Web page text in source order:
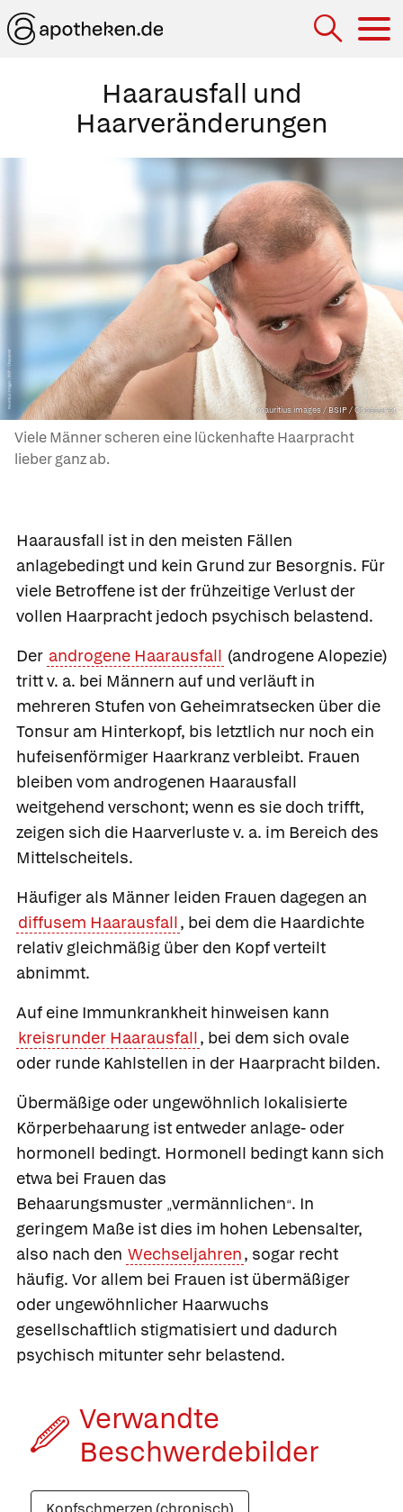
Haarausfall und
Haarveränderungen
mauritius images / BSIP / Chassenet
Viele Männer scheren eine lückenhafte Haarpracht
lieber ganz ab.
Haarausfall ist in den meisten Fällen
anlagebedingt und kein Grund zur Besorgnis. Für
viele Betroffene ist der frühzeitige Verlust der
vollen Haarpracht jedoch psychisch belastend.
Der androgene Haarausfall (androgene Alopezie)
tritt v. a. bei Männern auf und verläuft in
mehreren Stufen von Geheimratsecken über die
Tonsur am Hinterkopf, bis letztlich nur noch ein
hufeisenförmiger Haarkranz verbleibt. Frauen
bleiben vom androgenen Haarausfall
weitgehend verschont; wenn es sie doch trifft,
zeigen sich die Haarverluste v. a. im Bereich des
Mittelscheitels.
Häufiger als Männer leiden Frauen dagegen an
diffusem Haarausfall, bei dem die Haardichte
relativ gleichmäßig über den Kopf verteilt
abnimmt.
Auf eine Immunkrankheit hinweisen kann
kreisrunder Haarausfall, bei dem sich ovale
oder runde Kahlstellen in der Haarpracht bilden.
Übermäßige oder ungewöhnlich lokalisierte
Körperbehaarung ist entweder anlage- oder
hormonell bedingt. Hormonell bedingt kann sich
etwa bei Frauen das
Behaarungsmuster „vermännlichen“. In
geringem Maße ist dies im hohen Lebensalter,
also nach den Wechseljahren, sogar recht
häufig. Vor allem bei Frauen ist übermäßiger
oder ungewöhnlicher Haarwuchs
gesellschaftlich stigmatisiert und dadurch
psychisch mitunter sehr belastend.
Verwandte
Beschwerde­bilder